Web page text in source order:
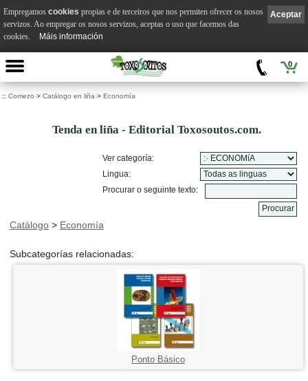
0
:: Comezo > Catálogo en liña > Economía
Tenda en liña - Editorial Toxosoutos.com.
Ver categoría:
Lingua:
Procurar o seguinte texto:
Catálogo > Economía
Subcategorías relacionadas:
Ponto Básico
Aceptar
Empregamos cookies propias e de terceiros que nos permiten ofrecer os nosos
servizos. Ao empregar os nosos servizos, aceptas o uso que facemos das
cookies.
Máis información